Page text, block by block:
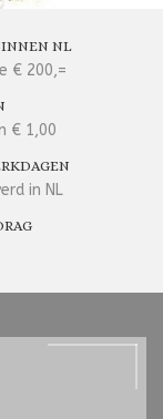
NL
€ 200,=
€ 1,00
in NL